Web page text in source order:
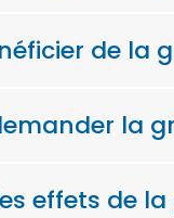
de la
la
effets de